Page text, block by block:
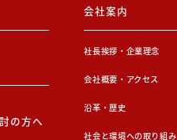
の方へ
会社案内
社長挨拶・企業理念
会社概要・アクセス
沿革・歴史
社会と環境への取り組み